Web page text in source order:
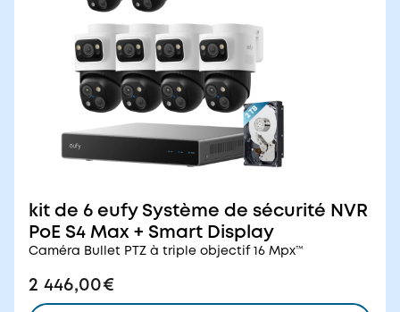
kit de 6 eufy Système de sécurité NVR
PoE S4 Max + Smart Display
Caméra Bullet PTZ à triple objectif 16 Mpx™
2 446,00€